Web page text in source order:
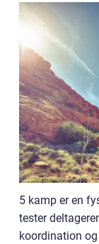
5 kamp er en
tester
koordination